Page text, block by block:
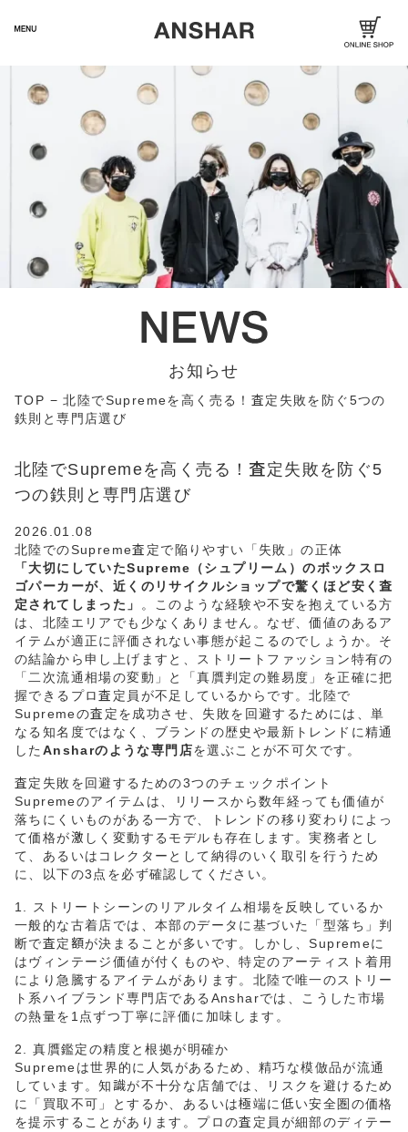
お知らせ
TOP −北陸でSupremeを高く売る！査定失敗を防ぐ5つの
鉄則と専門店選び
北陸でSupremeを高く売る！査定失敗を防ぐ5
つの鉄則と専門店選び
2026.01.08
北陸でのSupreme査定で陥りやすい「失敗」の正体
「大切にしていたSupreme（シュプリーム）のボックスロ
ゴパーカーが、近くのリサイクルショップで驚くほど安く査
定されてしまった」 。このような経験や不安を抱えている方
は、北陸エリアでも少なくありません。なぜ、価値のあるア
イテムが適正に評価されない事態が起こるのでしょうか。そ
の結論から申し上げますと、ストリートファッション特有の
「二次流通相場の変動」と「真贋判定の難易度」を正確に把
握できるプロ査定員が不足しているからです。北陸で
Supremeの査定を成功させ、失敗を回避するためには、単
なる知名度ではなく、ブランドの歴史や最新トレンドに精通
した Ansharのような専門店を選ぶことが不可欠です。
査定失敗を回避するための3つのチェックポイント
Supremeのアイテムは、リリースから数年経っても価値が
落ちにくいものがある一方で、トレンドの移り変わりによっ
て価格が激しく変動するモデルも存在します。実務者とし
て、あるいはコレクターとして納得のいく取引を行うため
に、以下の3点を必ず確認してください。
1. ストリートシーンのリアルタイム相場を反映しているか
一般的な古着店では、本部のデータに基づいた「型落ち」判
断で査定額が決まることが多いです。しかし、Supremeに
はヴィンテージ価値が付くものや、特定のアーティスト着用
により急騰するアイテムがあります。北陸で唯一のストリー
ト系ハイブランド専門店であるAnsharでは、こうした市場
の熱量を1点ずつ丁寧に評価に加味します。
2. 真贋鑑定の精度と根拠が明確か
Supremeは世界的に人気があるため、精巧な模倣品が流通
しています。知識が不十分な店舗では、リスクを避けるため
に「買取不可」とするか、あるいは極端に低い安全圏の価格
を提示することがあります。プロの査定員が細部のディテー